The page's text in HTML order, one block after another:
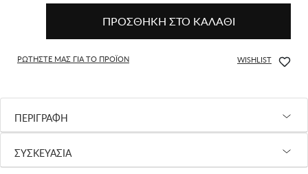
ΠΡΟΣΘΗΚΗ ΣΤΟ ΚΑΛΑΘΙ
ΡΩΤΗΣΤΕ ΜΑΣ ΓΙΑ ΤΟ ΠΡΟΪΟΝ WISHLIST
ΠΕΡΙΓΡΑΦΗ
ΣΥΣΚΕΥΑΣΙΑ